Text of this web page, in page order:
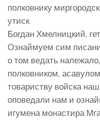
полковнику
утиск.
Богдан Хмелницкий,
Ознаймуем сим
о том ведать
полковником,
товариству войска
оповедали нам и
игумена монастира